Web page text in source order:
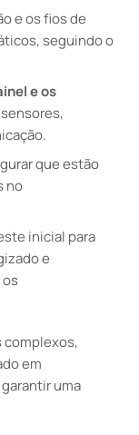
e os fios de
seguindo o
e os
que estão
no
inicial para
e
complexos,
em
uma